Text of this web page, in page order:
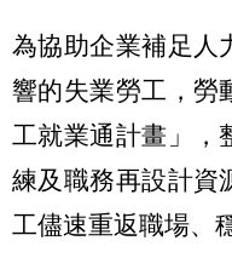
為協助企業補足人
響的失業勞工，勞
工就業通計畫」，
練及職務再設計資
工儘速重返職場、